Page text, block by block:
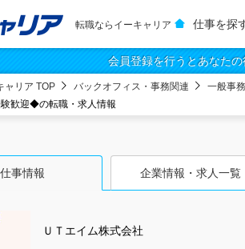
転職ならイーキャリア 仕事を探
会員登録を行うとあなた
ャリア TOP バックオフィス・事務関連 一般事
歓迎◆の転職・求人情報
仕事情報 企業情報・求人一覧
ＵＴエイム株式会社